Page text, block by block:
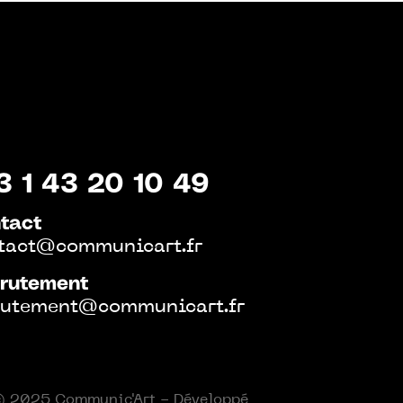
1 43 20 10 49
2025 Communic'Art - Développé